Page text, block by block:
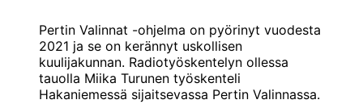
Pertin Valinnat -ohjelma on pyörinyt vuodesta
2021 ja se on kerännyt uskollisen
kuulijakunnan. Radiotyöskentelyn ollessa
tauolla Miika Turunen työskenteli
Hakaniemessä sijaitsevassa Pertin Valinnassa.